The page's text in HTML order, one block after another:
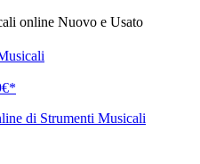
online Nuovo e Usato